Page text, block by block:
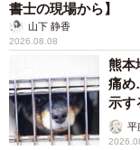
書士の現場から】
山下 静香
2026.08.08
熊本
痛め
示す
平